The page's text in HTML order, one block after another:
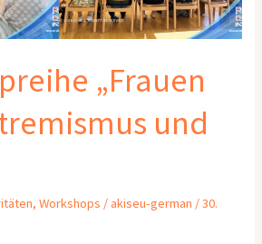
„Frauen
und
,Workshops /akiseu-german /30.